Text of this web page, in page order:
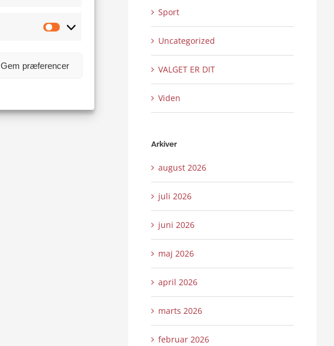
Gem præferencer
Sport
Uncategorized
VALGET ER DIT
Viden
Arkiver
august 2026
juli 2026
juni 2026
maj 2026
april 2026
marts 2026
februar 2026